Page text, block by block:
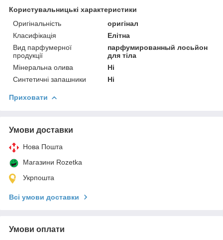
Користувальницькі характеристики
Оригінальність
оригінал
Класифікація
Елітна
Вид парфумерної
продукції
парфумированный лосьйон
для тіла
Мінеральна олива
Ні
Синтетичні запашники
Ні
Приховати
Умови доставки
Нова Пошта
Магазини Rozetka
Укрпошта
Всі умови доставки
Умови оплати